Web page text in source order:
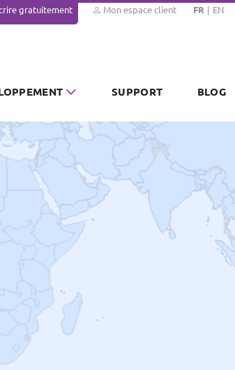
gratuitement Mon espace client FR EN
SUPPORT BLOG